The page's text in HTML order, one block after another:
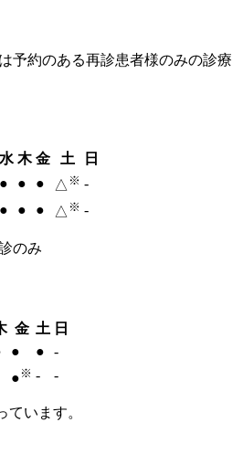
予約のある再診患者様のみの診療
水 木 金 土
日
● ● ● △ ※ -
● ● ● △ ※ -
のみ
金 土 日
● ●
-
● ※ - -
います。